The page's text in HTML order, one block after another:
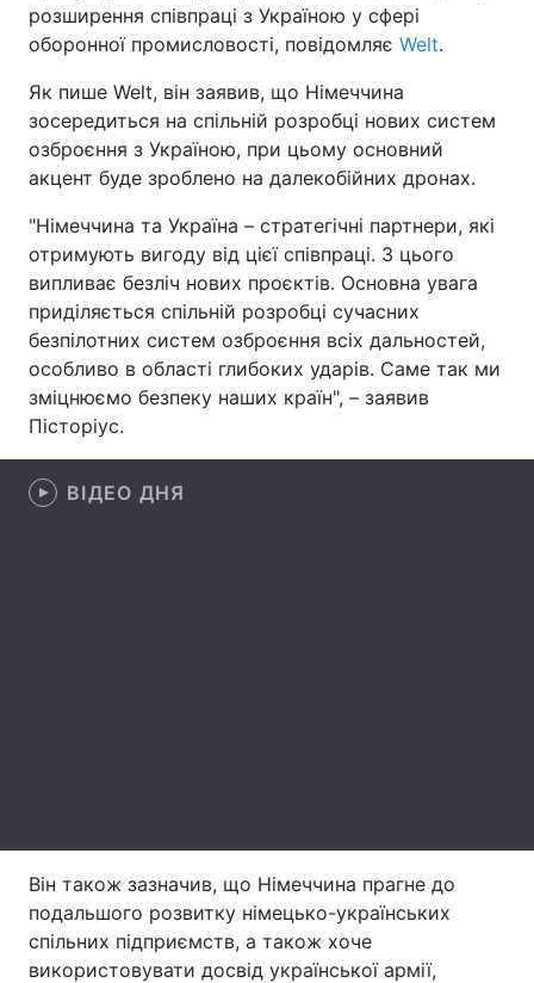
Економіка Світ
Наука
Техно і зв'язок Лайт
Зброя Інциденти
Здоров'я Туризм
Цікавинки Погода
Екологія Регіони
Лонгріди
Тема оформлення
розширення співпраці з Україною у сфері
оборонної промисловості, повідомляє Welt.
Як пише Welt, він заявив, що Німеччина
зосередиться на спільній розробці нових систем
озброєння з Україною, при цьому основний
акцент буде зроблено на далекобійних дронах.
"Німеччина та Україна – стратегічні партнери, які
отримують вигоду від цієї співпраці. З цього
випливає безліч нових проєктів. Основна увага
приділяється спільній розробці сучасних
безпілотних систем озброєння всіх дальностей,
особливо в області глибоких ударів. Саме так ми
зміцнюємо безпеку наших країн", – заявив
Пісторіус.
ВІДЕО ДНЯ
Він також зазначив, що Німеччина прагне до
подальшого розвитку німецько-українських
спільних підприємств, а також хоче
використовувати досвід української армії,